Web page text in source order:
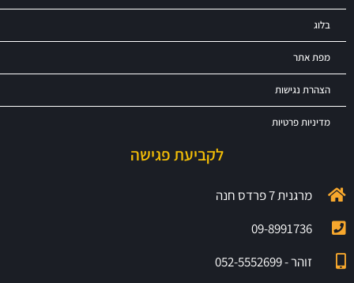
בלוג
מפת אתר
הצהרת נגישות
מדיניות פרטיות
לקביעת פגישה
מרגנית 7 פרדס חנה
09-8991736
זוהר - 052-5552699